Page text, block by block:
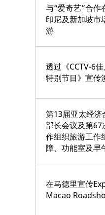
与“爱奇艺”合作
印尼及新加坡市
游
透过《CCTV-6
特别节目》宣传
第13届亚太经济
部长会议及第67
作组织旅游工作
障、功能室及早
在马德里宣传
Macao